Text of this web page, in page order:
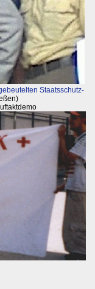
Staatsschutz-